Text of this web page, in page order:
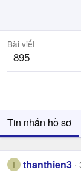
Bài viết
895
Tin nhắn hồ sơ
T thanthien3